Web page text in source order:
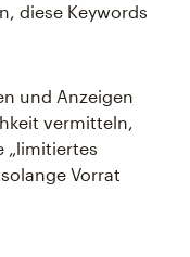
diese Keywords
und Anzeigen
vermitteln,
„limitiertes
Vorrat